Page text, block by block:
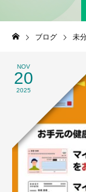
ブログ 未
NOV
20
2025